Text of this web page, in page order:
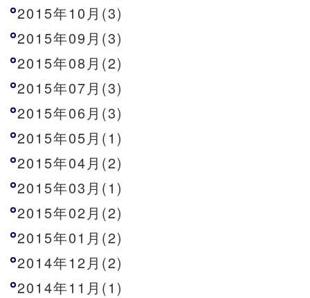
2015年10月(3)
2015年09月(3)
2015年08月(2)
2015年07月(3)
2015年06月(3)
2015年05月(1)
2015年04月(2)
2015年03月(1)
2015年02月(2)
2015年01月(2)
2014年12月(2)
2014年11月(1)